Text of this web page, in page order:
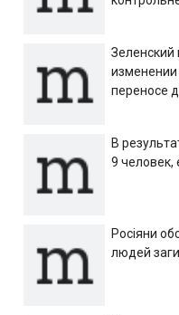
Зеленский
изменении
переносе
В
9
Росіяни
людей